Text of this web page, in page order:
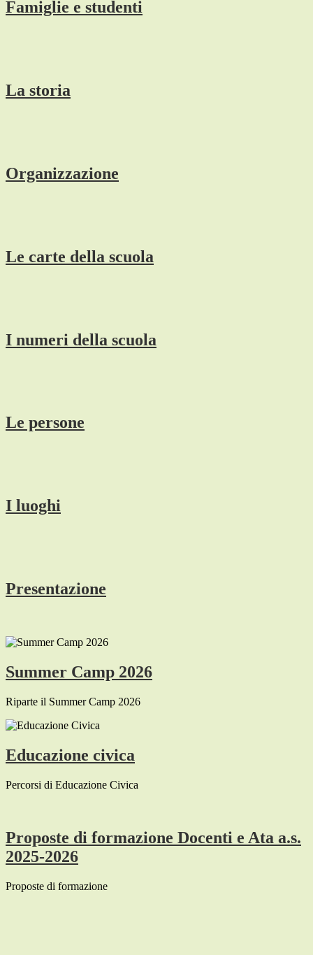
Famiglie e studenti
La storia
Organizzazione
Le carte della scuola
I numeri della scuola
Le persone
I luoghi
Presentazione
Summer Camp 2026
Riparte il Summer Camp 2026
Educazione civica
Percorsi di Educazione Civica
Proposte di formazione Docenti e Ata a.s.
2025-2026
Proposte di formazione